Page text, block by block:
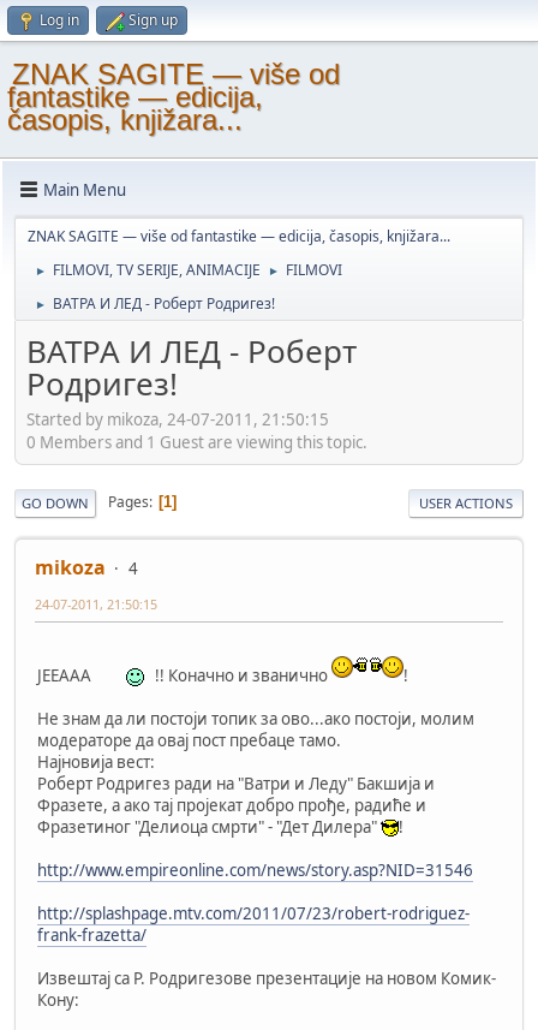
Log in Sign up
ZNAK SAGITE — više od
fantastike — edicija,
časopis, knjižara...
Main Menu
ZNAK SAGITE — više od fantastike — edicija, časopis, knjižara...
► FILMOVI, TV SERIJE, ANIMACIJE ► FILMOVI
► ВАТРА И ЛЕД - Роберт Родригез!
ВАТРА И ЛЕД - Роберт
Родригез!
Started by mikoza, 24-07-2011, 21:50:15
0 Members and 1 Guest are viewing this topic.
GO DOWN Pages 1 USER ACTIONS
mikoza 4
24-07-2011, 21:50:15
ЈЕЕААА !! Коначно и званично
!
Не знам да ли постоји топик за ово...ако постоји, молим
модераторе да овај пост пребаце тамо.
Најновија вест:
Роберт Родригез ради на "Ватри и Леду" Бакшија и
Фразете, а ако тај пројекат добро прође, радиће и
Фразетиног "Делиоца смрти" - "Дет Дилера"
!
http://www.empireonline.com/news/story.asp?NID=31546
http://splashpage.mtv.com/2011/07/23/robert-rodriguez-
frank-frazetta/
Извештај са Р. Родригезове презентације на новом Комик-
Кону: